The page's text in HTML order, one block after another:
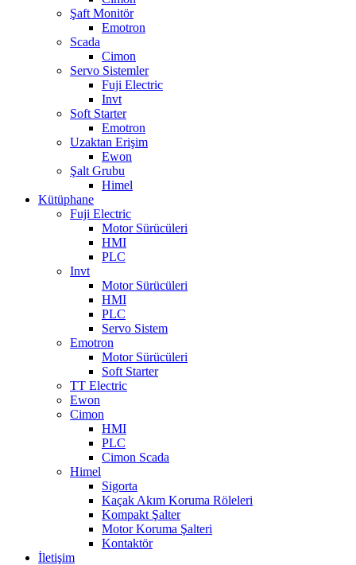
Şaft Monitör
Emotron
Scada
Cimon
Servo Sistemler
Fuji Electric
Invt
Soft Starter
Emotron
Uzaktan Erişim
Ewon
Şalt Grubu
Himel
Kütüphane
Fuji Electric
Motor Sürücüleri
HMI
PLC
Invt
Motor Sürücüleri
HMI
PLC
Servo Sistem
Emotron
Motor Sürücüleri
Soft Starter
TT Electric
Ewon
Cimon
HMI
PLC
Cimon Scada
Himel
Sigorta
Kaçak Akım Koruma Röleleri
Kompakt Şalter
Motor Koruma Şalteri
Kontaktör
İletişim